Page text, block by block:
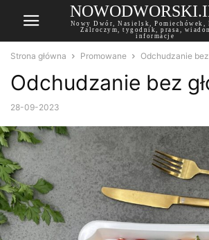
Nowy Dwór, Nasielsk, Pomiechówek,
Zalroczym, tygodnik, prasa,
informacje
Strona główna Promowane Odchudzanie
Odchudzanie bez
28-09-2023